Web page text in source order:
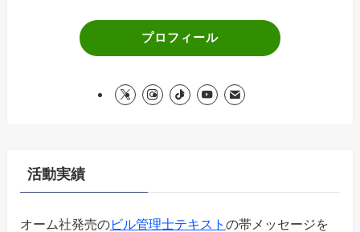
プロフィール
活動実績
オーム社発売のビル管理士テキスト の帯メッセージを